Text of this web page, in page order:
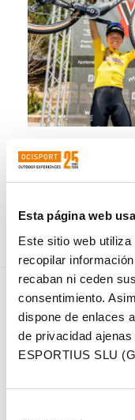
Esta página web
Este sitio web
recopilar
recaban ni ceden
consentimiento.
dispone de enlaces
de privacidad
ESPORTIUS SLU
Xavier Ariza y
VolCAT by
Xavier Ariza se
previous
post:
Pruss y Lisbygd
llevan la etapa
reina de la
by Continental
2022